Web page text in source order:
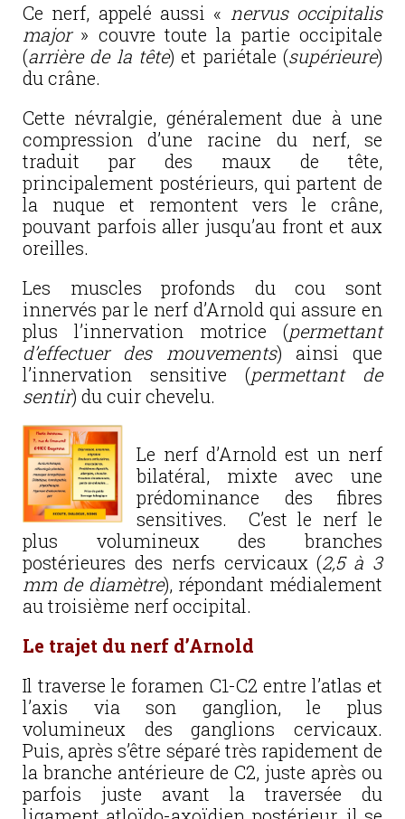
Ce nerf, appelé aussi « nervus occipitalis
major» couvre toute la partie occipitale
(arrière de la tête) et pariétale (supérieure)
du crâne.
Cette névralgie, généralement due à une
compression d’une racine du nerf, se
traduit par des maux de tête,
principalement postérieurs, qui partent de
la nuque et remontent vers le crâne,
pouvant parfois aller jusqu’au front et aux
oreilles.
Les muscles profonds du cou sont
innervés par le nerf d’Arnold qui assure en
plus l’innervation motrice (permettant
d’effectuer des mouvements) ainsi que
l’innervation sensitive (permettant de
sentir) du cuir chevelu.
Le nerf d’Arnold est un nerf
bilatéral, mixte avec une
prédominance des fibres
sensitives. C’est le nerf le
plus volumineux des branches
postérieures des nerfs cervicaux (2,5 à 3
mm de diamètre), répondant médialement
au troisième nerf occipital.
Le trajet du nerf d’Arnold
Il traverse le foramen C1-C2 entre l’atlas et
l’axis via son ganglion, le plus
volumineux des ganglions cervicaux.
Puis, après s’être séparé très rapidement de
la branche antérieure de C2, juste après ou
parfois juste avant la traversée du